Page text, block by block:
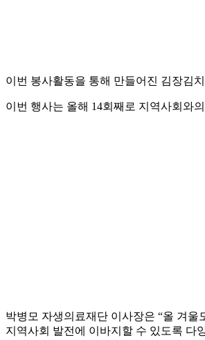
이번 봉사활동을 통해 만들어진 김장김
이번 행사는 올해 14회째로 지역사회와
박병모 자생의료재단 이사장은 “올 겨
지역사회 발전에 이바지할 수 있도록 다